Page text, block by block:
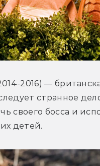
2016) —
странное
своего босса и
детей.